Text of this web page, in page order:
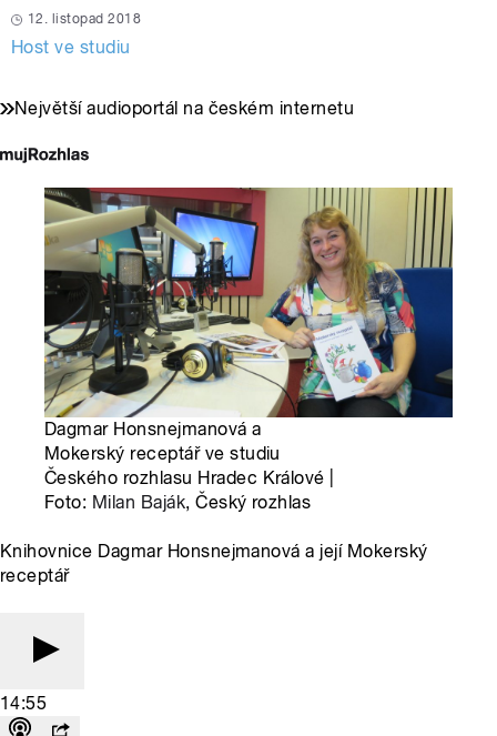
12. listopad 2018
Host ve studiu
Největší audioportál na českém internetu
Dagmar Honsnejmanová a
Mokerský receptář ve studiu
Českého rozhlasu Hradec Králové |
Foto: Milan Baják, Český rozhlas
Knihovnice Dagmar Honsnejmanová a její Mokerský
receptář
14:55